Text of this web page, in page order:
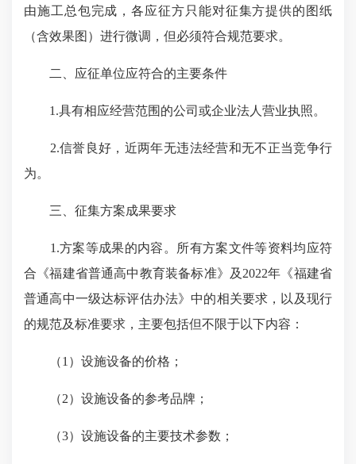
由施工总包完成，各应征方只能对征集方提供的图纸
（含效果图）进行微调，但必须符合规范要求。
二、应征单位应符合的主要条件
1.具有相应经营范围的公司或企业法人营业执照。
2.信誉良好，近两年无违法经营和无不正当竞争行
为。
三、征集方案成果要求
1.方案等成果的内容。所有方案文件等资料均应符
合《福建省普通高中教育装备标准》及2022年《福建省
普通高中一级达标评估办法》中的相关要求，以及现行
的规范及标准要求，主要包括但不限于以下内容：
（1）设施设备的价格；
（2）设施设备的参考品牌；
（3）设施设备的主要技术参数；